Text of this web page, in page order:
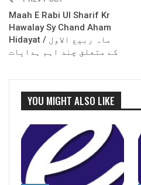
Maah E Rabi Ul Sharif Kr
Hawalay Sy Chand Aham
Hidayat / ماہ ربیع الاول
کے متعلق چند اہم ہدایات
YOU MIGHT ALSO LIKE